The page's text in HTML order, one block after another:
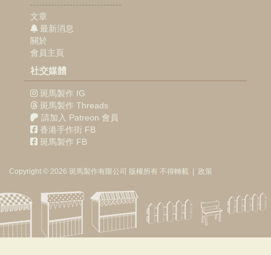
文章
最新消息
關於
會員主頁
社交媒體
斑馬製作 IG
斑馬製作 Threads
請加入 Patreon 會員
香港手作街 FB
斑馬製作 FB
Copyright © 2026 斑馬製作有限公司 版權所有 不得轉載 政策